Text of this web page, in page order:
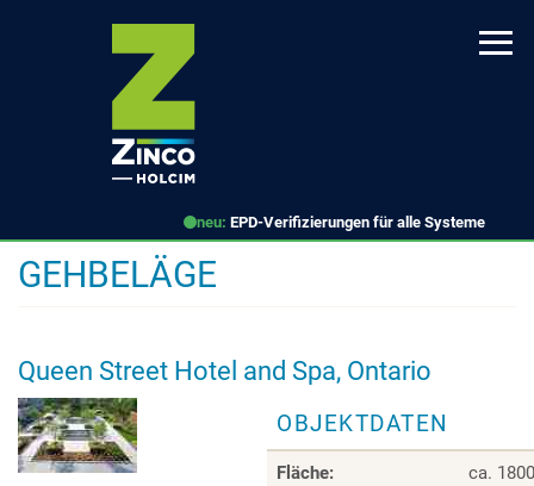
neu: EPD-Verifizierungen für alle Systeme
GEHBELÄGE
Queen Street Hotel and Spa, Ontario
OBJEKTDATEN
Fläche: ca.